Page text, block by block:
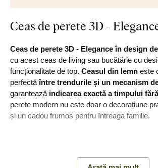
Ceas de perete 3D -
Ceas de perete 3D - Elegance în design
cu acest ceas de living sau bucătărie cu
funcționalitate de top. Ceasul din lemn este
perfectăîntre trendurile și un mecanism
garantează indicarea exactă a timpului
perete modern nu este doar o decorațiune
și un cadou frumos pentru întreaga familie.
Principalele avantaje ale